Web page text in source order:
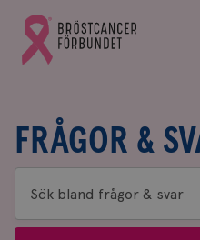
Gå
till
Bröstcancerförbundets
FRÅGOR &
Sök
bland